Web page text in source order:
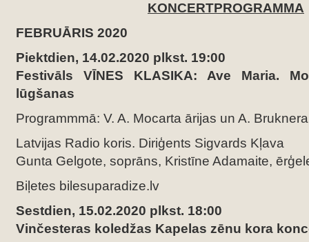
KONCERTPROGRAMMA
FEBRUĀRIS 2020
Piektdien, 14.02.2020 plkst. 19:00
Festivāls VĪNES KLASIKA: Ave Maria.
lūgšanas
Programmmā: V. A. Mocarta ārijas un A.
Latvijas Radio koris. Diriģents Sigvards Kļava
Gunta Gelgote, soprāns, Kristīne Adamaite,
Biļetes bilesuparadize.lv
Sestdien, 15.02.2020 plkst. 18:00
Vinčesteras koledžas Kapelas zēnu kora